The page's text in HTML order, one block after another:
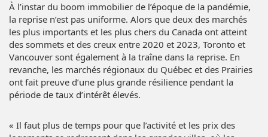
À l’instar du boom immobilier de l’époque de la pandémie,
la reprise n’est pas uniforme. Alors que deux des marchés
les plus importants et les plus chers du Canada ont atteint
des sommets et des creux entre 2020 et 2023, Toronto et
Vancouver sont également à la traîne dans la reprise. En
revanche, les marchés régionaux du Québec et des Prairies
ont fait preuve d’une plus grande résilience pendant la
période de taux d’intérêt élevés.
« Il faut plus de temps pour que l’activité et les prix des